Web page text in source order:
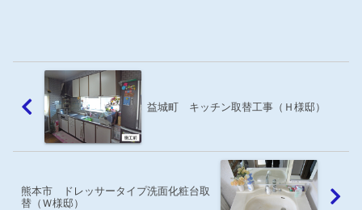
益城町 キッチン取替工事（Ｈ様邸）
熊本市 ドレッサータイプ洗面化粧台取
替（Ｗ様邸）